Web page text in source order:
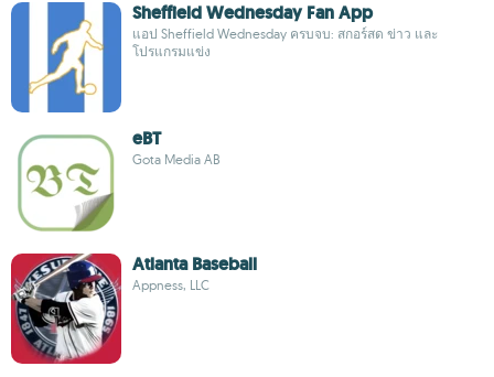
Sheffield Wednesday Fan App
แอป Sheffield Wednesday ครบจบ: สกอร์สด ข่าว และ
โปรแกรมแข่ง
eBT
Gota Media AB
Atlanta Baseball
Appness, LLC